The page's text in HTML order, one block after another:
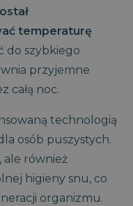
temperaturę
do szybkiego
przyjemne
całą noc.
technologią
osób puszystych.
ale również
higieny snu, co
organizmu.